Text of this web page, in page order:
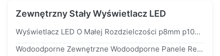
Zewnętrzny Stały Wyświetlacz LED
Wyświetlacz LED O Małej Rozdzielczości p8mm p10mm p10mm Wodoodporny Do Reklamy
Wodoodporne Zewnętrzne Wodoodporne Panele Reklamowe Led p8 p10 Front Service Stalowa Rama